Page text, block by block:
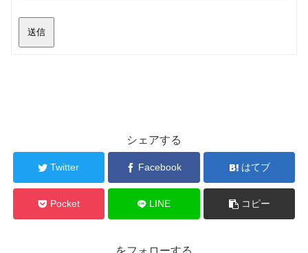
送信
シェアする
Twitter Facebook はてブ
Pocket LINE コピー